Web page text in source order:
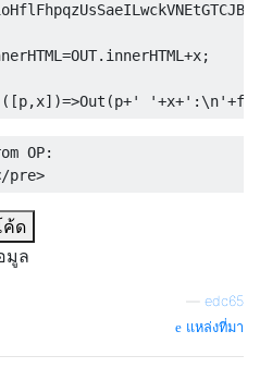
=OUT. innerHTML +x;
p,x])=>Out (p+' '+x+':\n'+f
pre>
ค้ด
มูล
edc65
แหล่งที่มา